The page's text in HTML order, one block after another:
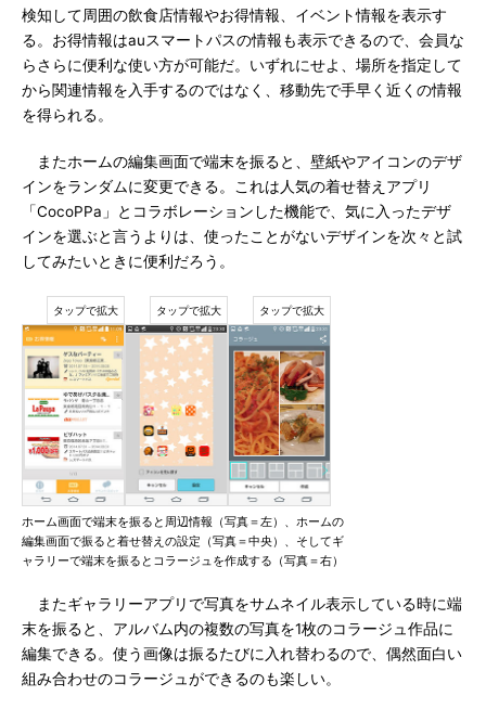
検知して周囲の飲食店情報やお得情報、イベント情報を表示す
る。お得情報はauスマートパスの情報も表示できるので、会員な
らさらに便利な使い方が可能だ。いずれにせよ、場所を指定して
から関連情報を入手するのではなく、移動先で手早く近くの情報
を得られる。
またホームの編集画面で端末を振ると、壁紙やアイコンのデザ
インをランダムに変更できる。これは人気の着せ替えアプリ
「CocoPPa」とコラボレーションした機能で、気に入ったデザ
インを選ぶと言うよりは、使ったことがないデザインを次々と試
してみたいときに便利だろう。
ホーム画面で端末を振ると周辺情報（写真＝左）、ホームの
編集画面で振ると着せ替えの設定（写真＝中央）、そしてギ
ャラリーで端末を振るとコラージュを作成する（写真＝右）
またギャラリーアプリで写真をサムネイル表示している時に端
末を振ると、アルバム内の複数の写真を1枚のコラージュ作品に
編集できる。使う画像は振るたびに入れ替わるので、偶然面白い
組み合わせのコラージュができるのも楽しい。